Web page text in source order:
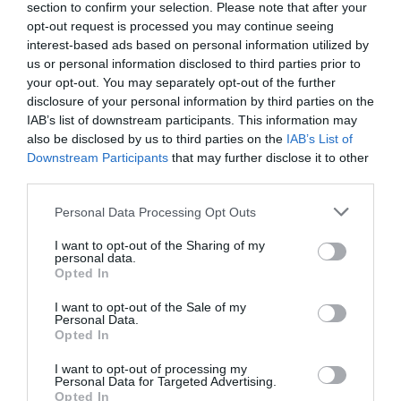
section to confirm your selection. Please note that after your
opt-out request is processed you may continue seeing
interest-based ads based on personal information utilized by
us or personal information disclosed to third parties prior to
your opt-out. You may separately opt-out of the further
disclosure of your personal information by third parties on the
IAB’s list of downstream participants. This information may
also be disclosed by us to third parties on the IAB’s List of
Downstream Participants that may further disclose it to other
Personal Data Processing Opt Outs
I want to opt-out of the Sharing of my
personal data.
Opted In
I want to opt-out of the Sale of my
Personal Data.
Opted In
I want to opt-out of processing my
Personal Data for Targeted Advertising.
Opted In